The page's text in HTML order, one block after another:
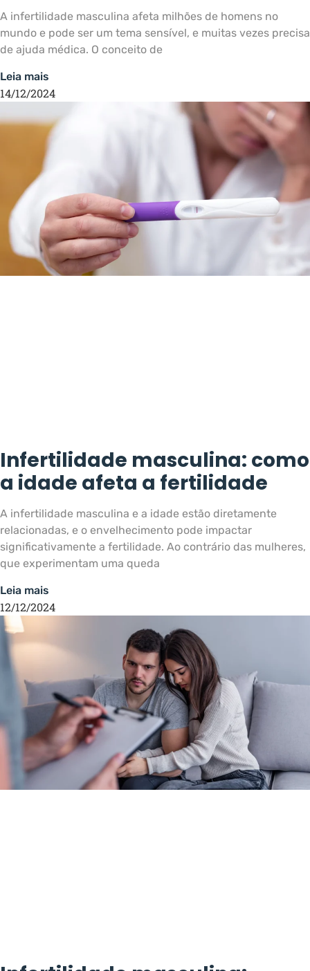
A infertilidade masculina afeta milhões de homens no
mundo e pode ser um tema sensível, e muitas vezes precisa
de ajuda médica. O conceito de
Leia mais
14/12/2024
Infertilidade masculina: como
a idade afeta a fertilidade
A infertilidade masculina e a idade estão diretamente
relacionadas, e o envelhecimento pode impactar
significativamente a fertilidade. Ao contrário das mulheres,
que experimentam uma queda
Leia mais
12/12/2024